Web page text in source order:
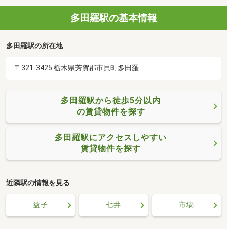
多田羅駅の基本情報
多田羅駅の所在地
〒321-3425 栃木県芳賀郡市貝町多田羅
多田羅駅から徒歩5分以内
の賃貸物件を探す
多田羅駅にアクセスしやすい
賃貸物件を探す
近隣駅の情報を見る
益子 七井 市塙